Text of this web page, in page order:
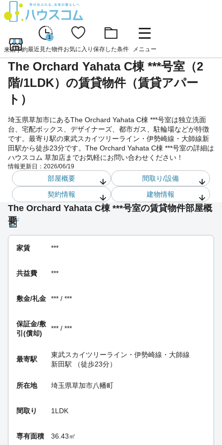
来店予約
1
最近見た物件お気に入り 保存した条件 メニュー
The Orchard Yahata C棟 ***号室（2
階/1LDK）の賃貸物件（賃貸アパー
ト）
埼玉県草加市にあるThe Orchard Yahata C棟 ***号室は独立洗面
台、宅配ボックス、デザイナーズ、都市ガス、駐輪場などが特徴
です。最寄り駅の東武スカイツリーライン・伊勢崎線・大師線新
田駅から徒歩23分です。The Orchard Yahata C棟 ***号室の詳細は
ハウスコム 草加店までお気軽にお問い合わせください！
情報更新日： 2026/06/19
部屋概要
間取り/設備
契約情報
建物情報
The Orchard Yahata C棟 ***号室の賃貸物件部屋概
要
家賃 ***
共益費 ***
敷金/礼金 *** / ***
保証金/敷
引(償却)
*** / ***
最寄駅
東武スカイツリーライン・伊勢崎線・大師線
新田駅 （徒歩23分）
所在地 埼玉県草加市八幡町
間取り 1LDK
専有面積 36.43㎡